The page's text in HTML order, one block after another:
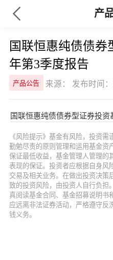
产
国联恒惠纯债债券
年第3季度报告
产品公告 来源： 发布时间
国联恒惠纯债债券型证券投
《风险提示》基金有风险，投资需
勤勉尽责的原则管理和运用基金资
保证最低收益，基金管理人管理的
表现的保证。投资者应根据自身风
交易及相关业务。在做出投资决策
致的投资风险，由投资人自行负担
真阅读基金合同、基金招募说明书
应远离非法证券活动，严格遵守反
钱义务。